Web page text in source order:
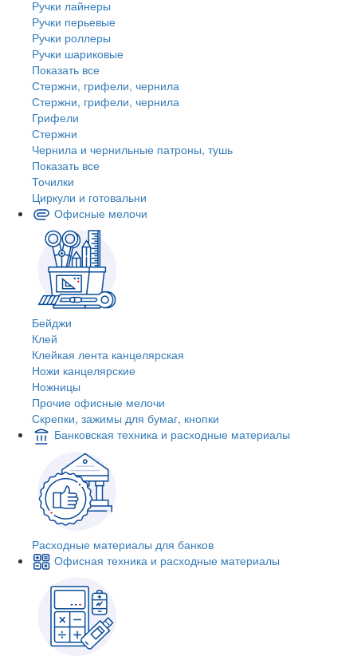
Ручки лайнеры
Ручки перьевые
Ручки роллеры
Ручки шариковые
Показать все
Стержни, грифели, чернила
Стержни, грифели, чернила
Грифели
Стержни
Чернила и чернильные патроны, тушь
Показать все
Точилки
Циркули и готовальни
Офисные мелочи
Бейджи
Клей
Клейкая лента канцелярская
Ножи канцелярские
Ножницы
Прочие офисные мелочи
Скрепки, зажимы для бумаг, кнопки
Банковская техника и расходные материалы
Расходные материалы для банков
Офисная техника и расходные материалы